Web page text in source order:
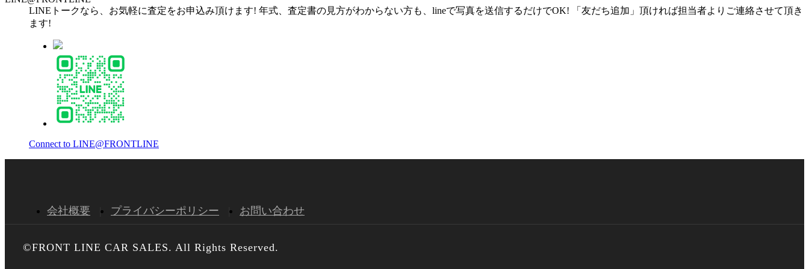
LINEトークなら、お気軽に査定をお申込み頂けます! 年式、査定書の見方がわからない方も、lineで写真を送信するだけでOK! 「友だち追加」頂ければ担当者よりご連絡させて頂き
ます!
Connect to LINE@FRONTLINE
会社概要 プライバシーポリシー お問い合わせ
©FRONT LINE CAR SALES. All Rights Reserved.